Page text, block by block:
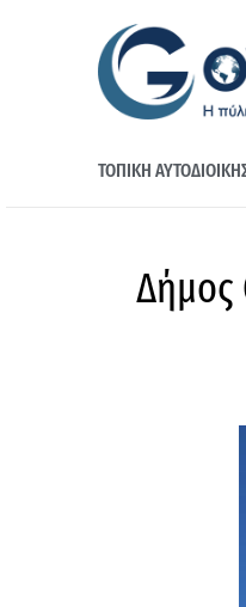
ΤΟΠΙΚΗ
Δήμος